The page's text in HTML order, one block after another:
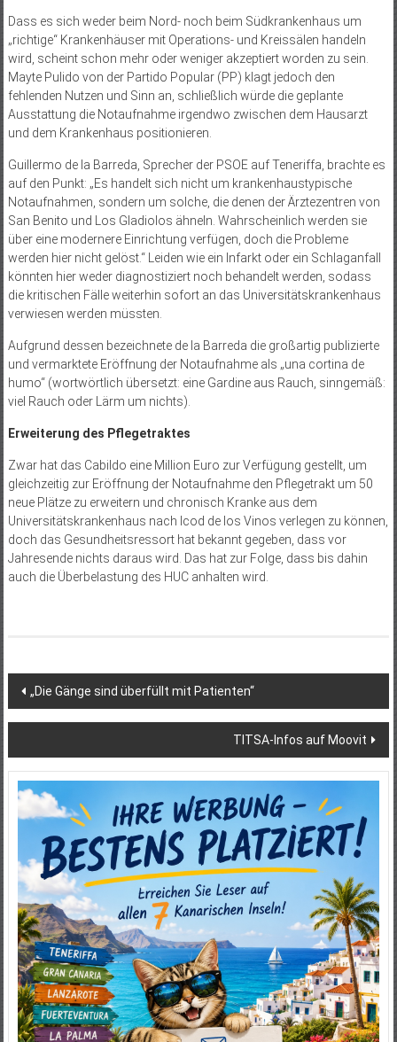
Dass es sich weder beim Nord- noch beim Südkrankenhaus um
„richtige“ Krankenhäuser mit Operations- und Kreissälen handeln
wird, scheint schon mehr oder weniger akzeptiert worden zu sein.
Mayte Pulido von der Partido Popular (PP) klagt jedoch den
fehlenden Nutzen und Sinn an, schließlich würde die geplante
Ausstattung die Notaufnahme irgendwo zwischen dem Hausarzt
und dem Krankenhaus positionieren.
Guillermo de la Barreda, Sprecher der PSOE auf Teneriffa, brachte es
auf den Punkt: „Es handelt sich nicht um krankenhaustypische
Notaufnahmen, sondern um solche, die denen der Ärztezentren von
San Benito und Los Gladiolos ähneln. Wahrscheinlich werden sie
über eine modernere Einrichtung verfügen, doch die Probleme
werden hier nicht gelöst.“ Leiden wie ein Infarkt oder ein Schlaganfall
könnten hier weder diagnostiziert noch behandelt werden, sodass
die kritischen Fälle weiterhin sofort an das Universitätskrankenhaus
verwiesen werden müssten.
Aufgrund dessen bezeichnete de la Barreda die großartig publizierte
und vermarktete Eröffnung der Notaufnahme als „una cortina de
humo“ (wortwörtlich übersetzt: eine Gardine aus Rauch, sinngemäß:
viel Rauch oder Lärm um nichts).
Erweiterung des Pflegetraktes
Zwar hat das Cabildo eine Million Euro zur Verfügung gestellt, um
gleichzeitig zur Eröffnung der Notaufnahme den Pflegetrakt um 50
neue Plätze zu erweitern und chronisch Kranke aus dem
Universitätskrankenhaus nach Icod de los Vinos verlegen zu können,
doch das Gesundheitsressort hat bekannt gegeben, dass vor
Jahresende nichts daraus wird. Das hat zur Folge, dass bis dahin
auch die Überbelastung des HUC anhalten wird.
Beitragsnavigation
„Die Gänge sind überfüllt mit Patienten“
TITSA-Infos auf Moovit